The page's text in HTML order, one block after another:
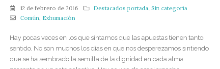
12 de febrero de 2016 Destacados portada ,Sin categoría
Común Exhumación
Hay pocas veces en los que sintamos que las apuestas tienen tanto
sentido. No son muchos los días en que nos desperezamos sintiendo
que se ha sembrado la semilla de la dignidad en cada alma